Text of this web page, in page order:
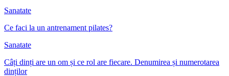
Sanatate
Ce faci la un antrenament pilates?
Sanatate
Câți dinți are un om și ce rol are fiecare. Denumirea și numerotarea
dinților